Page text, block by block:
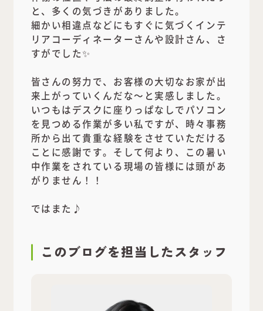
と、多くの気づきがありました。
細かい相違点などにもすぐに気づくインテ
リアコーディネーターさんや設計さん、さ
すがでした✨
皆さんの努力で、お客様の大切なお家が出
来上がっていくんだな～と実感しました。
いつもはデスクに座りっぱなしでパソコン
を見つめる作業が多い私ですが、時々事務
所から出て貴重な経験をさせていただける
ことに感謝です。そして何より、この暑い
中作業をされている現場の皆様には頭があ
がりません！！
ではまた♪
このブログを担当 したスタッフ